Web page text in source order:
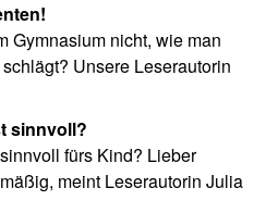
Gymnasium nicht, wie man
Unsere Leserautorin
sinnvoll?
fürs Kind? Lieber
meint Leserautorin Julia